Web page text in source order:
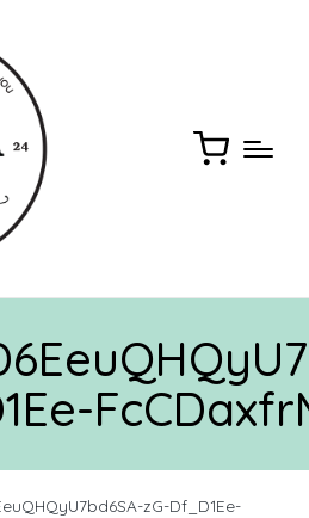
zG-Df_D1Ee-